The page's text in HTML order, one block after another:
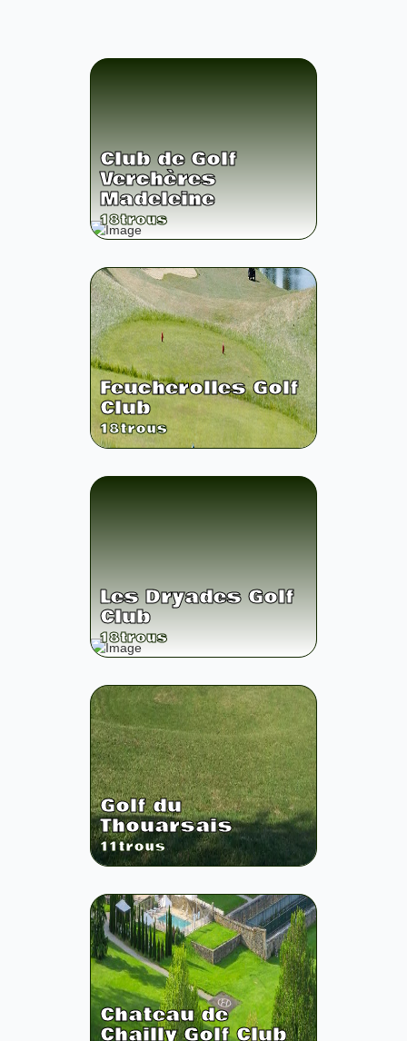
Club de Golf
Verchères
Madeleine
18trous
Feucherolles Golf
Club
18trous
Les Dryades Golf
Club
18trous
Golf du
Thouarsais
11trous
Chateau de